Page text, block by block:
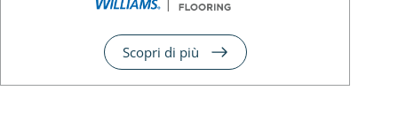
Scopri di più